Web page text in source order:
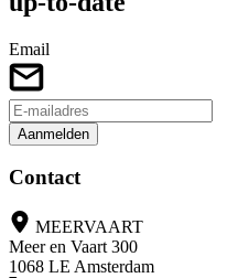
Email
Aanmelden
Contact
MEERVAART
Meer en Vaart 300
1068 LE Amsterdam